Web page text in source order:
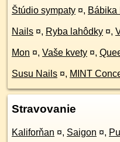
Štúdio sympaty ¤, Bábika
Nails ¤, Ryba lahôdky ¤,
Mon ¤, Vaše kvety ¤,
Susu Nails ¤, MINT
Stravovanie
Kaliforňan ¤, Saigon ¤,